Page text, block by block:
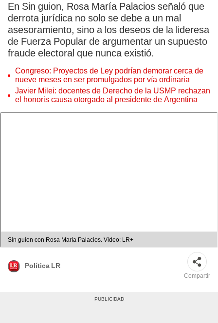
En Sin guion, Rosa María Palacios señaló que
derrota jurídica no solo se debe a un mal
asesoramiento, sino a los deseos de la lideresa
de Fuerza Popular de argumentar un supuesto
fraude electoral que nunca existió.
Congreso: Proyectos de Ley podrían demorar cerca de
nueve meses en ser promulgados por vía ordinaria
Javier Milei: docentes de Derecho de la USMP rechazan
el honoris causa otorgado al presidente de Argentina
Sin guion con Rosa María Palacios. Video: LR+
Política LR
Compartir